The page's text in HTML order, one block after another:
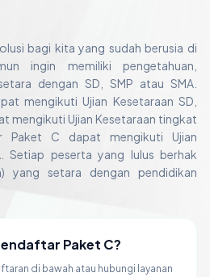
bagi kita yang sudah berusia di
ingin memiliki pengetahuan,
dengan SD, SMP atau SMA.
mengikuti Ujian Kesetaraan SD,
mengikuti Ujian Kesetaraan tingkat
Paket C dapat mengikuti Ujian
Setiap peserta yang lulus berhak
yang setara dengan pendidikan
Paket C?
di bawah atau hubungi layanan